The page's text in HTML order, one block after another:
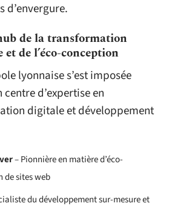
d’envergure.
de la transformation
de l’éco-conception
lyonnaise s’est imposée
d’expertise en
digitale et développement
– Pionnière en matière d’éco-
de sites web
du développement sur-mesure et